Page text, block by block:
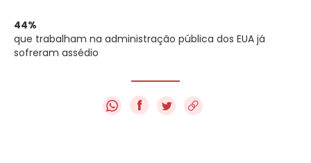
44%
que trabalham na administração pública dos EUA já
sofreram assédio
f